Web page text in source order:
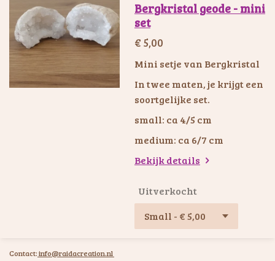
Bergkristal geode - mini
set
€ 5,00
Mini setje van Bergkristal
In twee maten, je krijgt een
soortgelijke set.
small: ca 4/5 cm
medium: ca 6/7 cm
Bekijk details
Uitverkocht
Contact:info@raidacreation.nl